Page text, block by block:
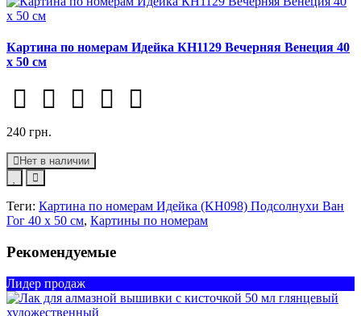
Картина по номерам Идейка КН1129 Вечерняя Венеция 40
х 50 см
240 грн.
Нет в наличии
Теги: Картина по номерам Идейка (KH098) Подсолнухи Ван
Гог 40 х 50 см, Картины по номерам
Рекомендуемые
Лидер продаж